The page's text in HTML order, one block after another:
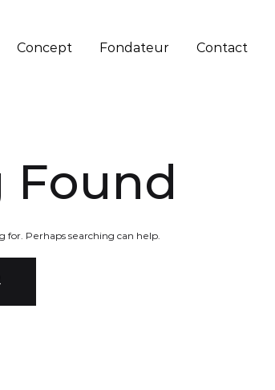
Concept Fondateur Contact
Found
for. Perhaps searching can help.